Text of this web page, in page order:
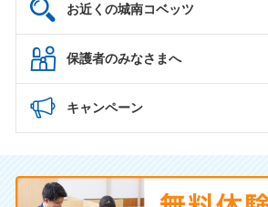
お近くの城南コベッツ
保護者のみなさまへ
キャンペーン